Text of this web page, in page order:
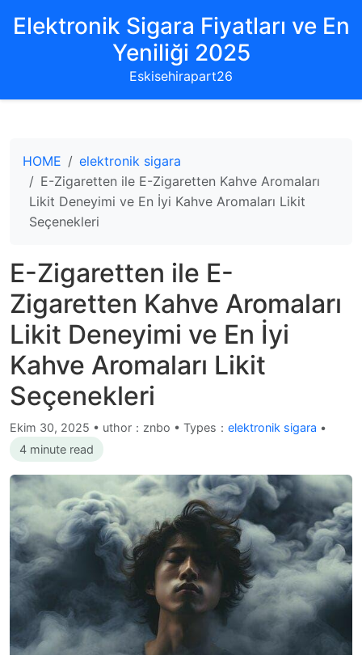
Elektronik Sigara Fiyatları ve En
Yeniliği 2025
Eskisehirapart26
HOME
elektronik sigara
E-Zigaretten ile E-Zigaretten Kahve Aromaları
Likit Deneyimi ve En İyi Kahve Aromaları Likit
Seçenekleri
E-Zigaretten ile E-
Zigaretten Kahve Aromaları
Likit Deneyimi ve En İyi
Kahve Aromaları Likit
Seçenekleri
Ekim 30, 2025 • uthor：znbo • Types： elektronik sigara •
4 minute read